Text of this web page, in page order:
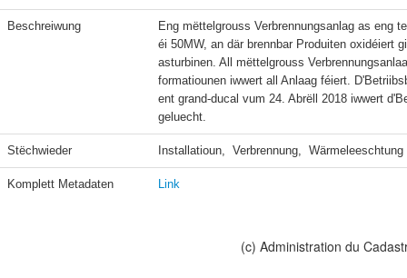
Beschreiwung
Eng mëttelgrouss Verbrennungsanlag as eng
éi 50MW, an där brennbar Produiten oxidéiert
asturbinen. All mëttelgrouss
formatiounen iwwert all Anlaag féiert.
ent grand-ducal vum 24. Abrëll 2018 iwwert
geluecht.
Stëchwieder Installatioun,  Verbrennung,  Wärmeleeschtung
Komplett Metadaten Link
(c) Administration du